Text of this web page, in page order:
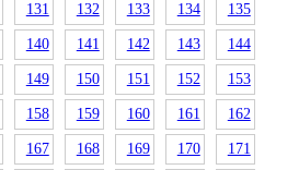
131 132 133 134 135
140 141 142 143 144
149 150 151 152 153
158 159 160 161 162
167 168 169 170 171